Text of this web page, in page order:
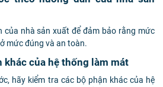
của nhà sản xuất để đảm bảo rằng mức
mức đúng và an toàn.
khác của hệ thống làm mát
hãy kiểm tra các bộ phận khác của hệ